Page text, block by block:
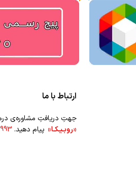
ارتباط با ما
جهتِ دریافتِ مشاوره‌ی
«روبـیـکـا» پیام دهید.